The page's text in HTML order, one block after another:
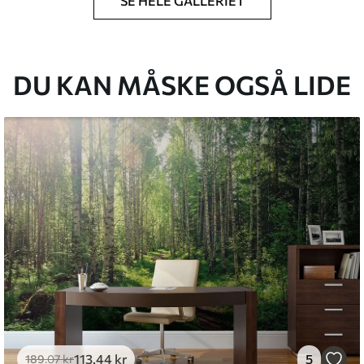
du har angivet, og skæres i identiske
.33269.00kr/m²
and Stick
.67400.00 kr /m²
DU KAN MÅSKE OGSÅ LIDE
189.07kr113.44 kr 5